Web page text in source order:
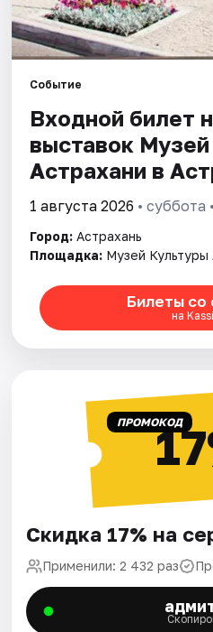
Событие
Входной билет
выставок
Астрахани в
1 августа 2026 • суббота
Город: Астрахань
Площадка: Музей Культуры
Билеты со
на
ПРОМОКОД
Скидка 17% на
Применили: 2 432 раз